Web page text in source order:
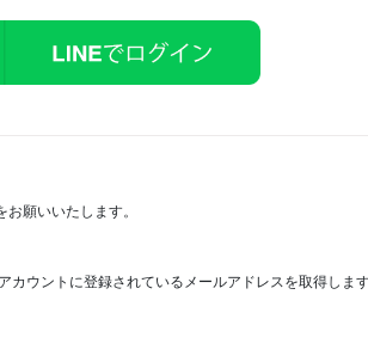
願いいたします。
カウントに登録されているメールアドレスを取得しま